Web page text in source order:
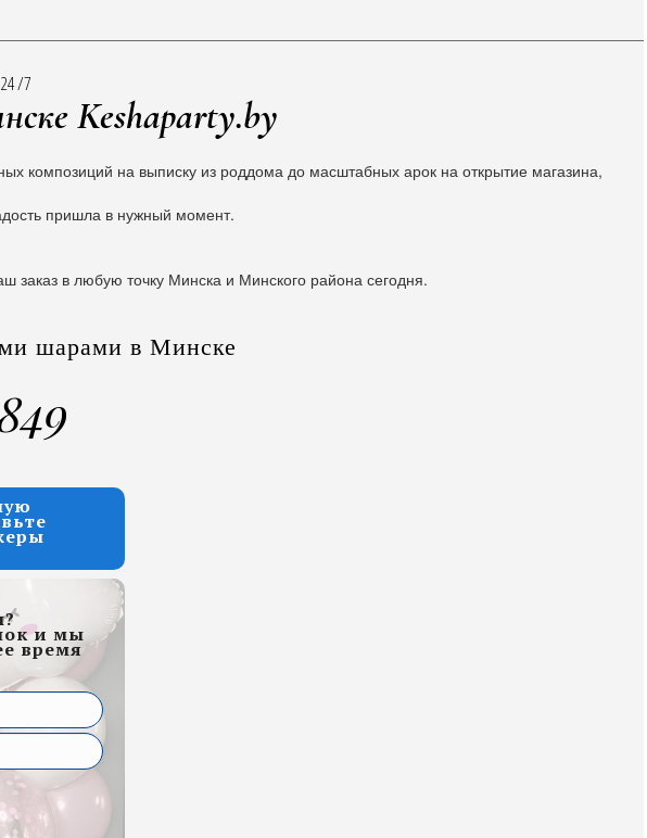
/7
Keshaparty.by
композиций на выписку из роддома до масштабных арок на открытие магазина,
пришла в нужный момент.
заказ в любую точку Минска и Минского района сегодня.
шарами в Минске
и мы
время